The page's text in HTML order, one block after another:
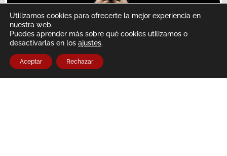
Utilizamos cookies para ofrecerte la mejor experiencia en
nuestra web.
Puedes aprender más sobre qué cookies utilizamos o
desactivarlas en los ajustes.
Aceptar Rechazar